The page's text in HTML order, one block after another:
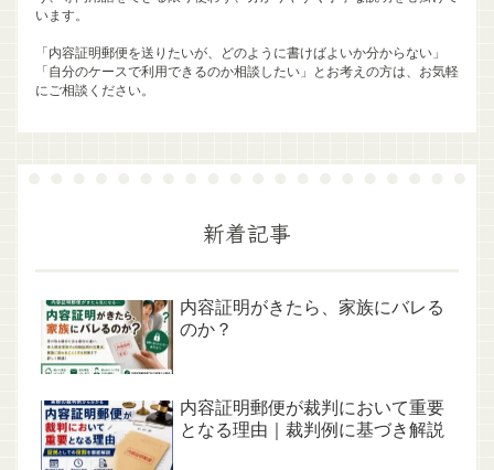
います。
「内容証明郵便を送りたいが、どのように書けばよいか分からない」
「自分のケースで利用できるのか相談したい」とお考えの方は、お気軽
にご相談ください。
新着記事
内容証明がきたら、家族にバレる
のか？
内容証明郵便が裁判において重要
となる理由｜裁判例に基づき解説